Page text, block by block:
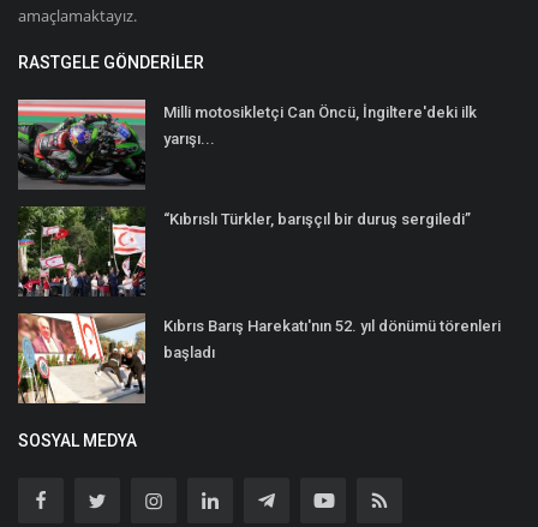
amaçlamaktayız.
RASTGELE GÖNDERILER
Milli motosikletçi Can Öncü, İngiltere'deki ilk
yarışı...
“Kıbrıslı Türkler, barışçıl bir duruş sergiledi”
Kıbrıs Barış Harekatı'nın 52. yıl dönümü törenleri
başladı
SOSYAL MEDYA